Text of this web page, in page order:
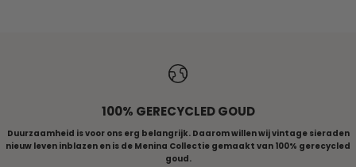
100% GERECYCLED GOUD
Duurzaamheid is voor ons erg belangrijk. Daarom willen wij vintage sieraden
nieuw leven inblazen en is de Menina Collectie gemaakt van 100% gerecycled
goud.